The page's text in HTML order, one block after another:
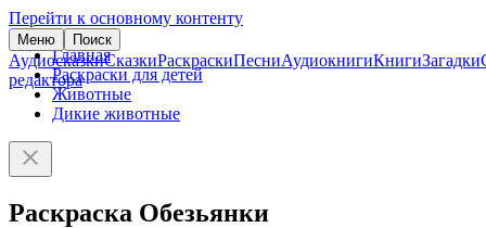
Перейти к основному контенту
Меню Поиск
АудиосказкиСказкиРаскраскиПесниАудиокнигиКнигиЗагадки
редактора
Главная
Раскраски для детей
Животные
Дикие животные
Раскраска Обезьянки